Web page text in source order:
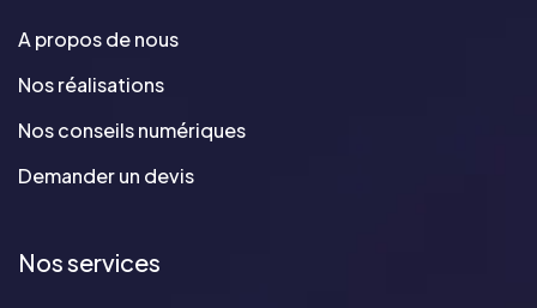
A propos de nous
Nos réalisations
Nos conseils numériques
Demander un devis
Nos services